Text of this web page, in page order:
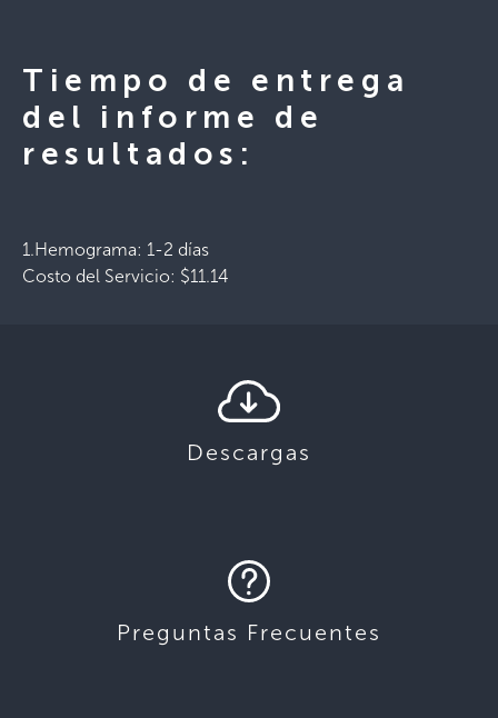
Tiempo de entrega
del informe de
resultados:
1.Hemograma: 1-2 días
Costo del Servicio: $11.14
Descargas
Preguntas Frecuentes